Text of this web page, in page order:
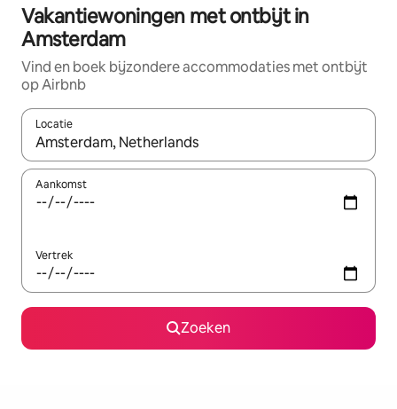
Vakantiewoningen met ontbijt in
Amsterdam
Vind en boek bijzondere accommodaties met ontbijt
op Airbnb
Locatie
Wanneer er resultaten beschikbaar zijn, maak je een keuze
Aankomst
Vertrek
Zoeken